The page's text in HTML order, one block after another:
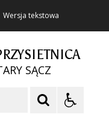
Wersja tekstowa
SĄCZ